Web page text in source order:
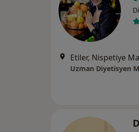
Uzman Diyetisyen